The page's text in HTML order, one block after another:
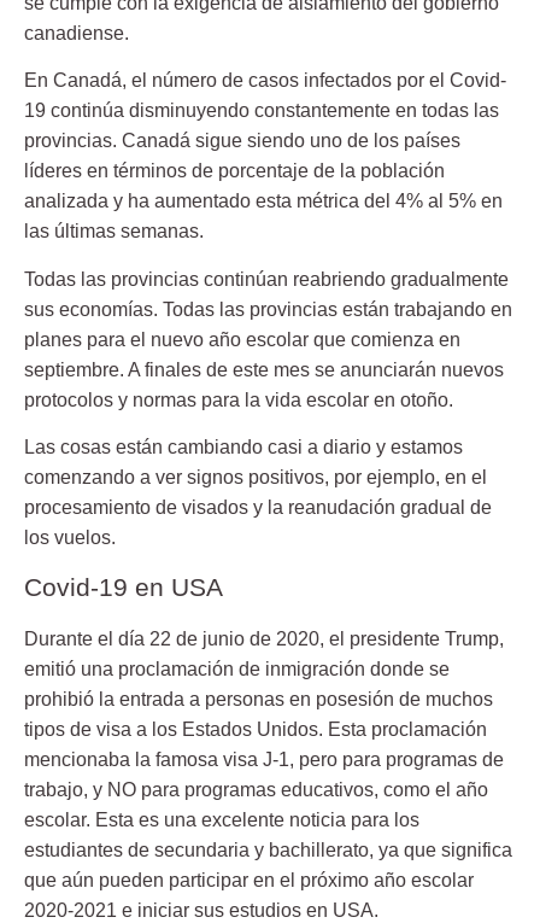
canadiense.
En Canadá, el número de casos infectados por el Covid-
19 continúa disminuyendo constantemente en todas las
provincias. Canadá sigue siendo uno de los países
líderes en términos de porcentaje de la población
analizada y ha aumentado esta métrica del 4% al 5% en
las últimas semanas.
Todas las provincias continúan reabriendo gradualmente
sus economías. Todas las provincias están trabajando en
planes para el nuevo año escolar que comienza en
septiembre. A finales de este mes se anunciarán nuevos
protocolos y normas para la vida escolar en otoño.
Las cosas están cambiando casi a diario y estamos
comenzando a ver signos positivos, por ejemplo, en el
procesamiento de visados y la reanudación gradual de
los vuelos.
Covid-19 en USA
Durante el día 22 de junio de 2020, el presidente Trump,
emitió una proclamación de inmigración donde se
prohibió la entrada a personas en posesión de muchos
tipos de visa a los Estados Unidos. Esta proclamación
mencionaba la famosa visa J-1, pero para programas de
trabajo, y NO para programas educativos, como el año
escolar. Esta es una excelente noticia para los
estudiantes de secundaria y bachillerato, ya que significa
que aún pueden participar en el próximo año escolar
2020-2021 e iniciar sus estudios en USA.